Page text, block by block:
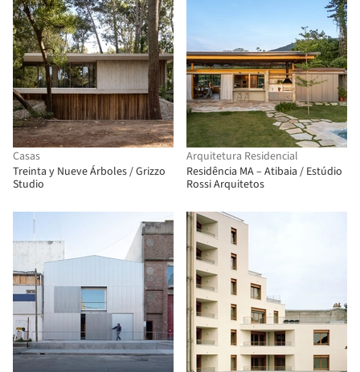
Casas
Treinta y Nueve Árboles / Grizzo
Studio
Arquitetura Residencial
Residência MA – Atibaia / Estúdio
Rossi Arquitetos